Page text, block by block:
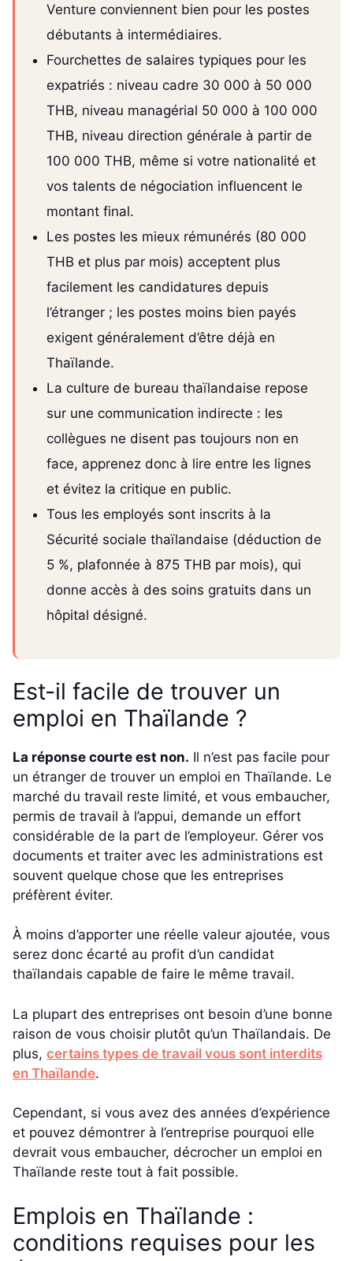
Venture conviennent bien pour les postes
débutants à intermédiaires.
Fourchettes de salaires typiques pour les
expatriés : niveau cadre 30 000 à 50 000
THB, niveau managérial 50 000 à 100 000
THB, niveau direction générale à partir de
100 000 THB, même si votre nationalité et
vos talents de négociation influencent le
montant final.
Les postes les mieux rémunérés (80 000
THB et plus par mois) acceptent plus
facilement les candidatures depuis
l’étranger ; les postes moins bien payés
exigent généralement d’être déjà en
Thaïlande.
La culture de bureau thaïlandaise repose
sur une communication indirecte : les
collègues ne disent pas toujours non en
face, apprenez donc à lire entre les lignes
et évitez la critique en public.
Tous les employés sont inscrits à la
Sécurité sociale thaïlandaise (déduction de
5 %, plafonnée à 875 THB par mois), qui
donne accès à des soins gratuits dans un
hôpital désigné.
Est-il facile de trouver un
emploi en Thaïlande ?
La réponse courte est non. Il n’est pas facile pour
un étranger de trouver un emploi en Thaïlande. Le
marché du travail reste limité, et vous embaucher,
permis de travail à l’appui, demande un effort
considérable de la part de l’employeur. Gérer vos
documents et traiter avec les administrations est
souvent quelque chose que les entreprises
préfèrent éviter.
À moins d’apporter une réelle valeur ajoutée, vous
serez donc écarté au profit d’un candidat
thaïlandais capable de faire le même travail.
La plupart des entreprises ont besoin d’une bonne
raison de vous choisir plutôt qu’un Thaïlandais. De
plus, certains types de travail vous sont interdits
en Thaïlande.
Cependant, si vous avez des années d’expérience
et pouvez démontrer à l’entreprise pourquoi elle
devrait vous embaucher, décrocher un emploi en
Thaïlande reste tout à fait possible.
Emplois en Thaïlande :
conditions requises pour les